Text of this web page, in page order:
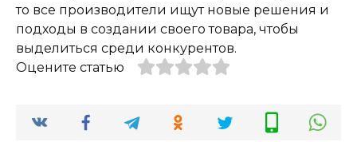
то все производители ищут новые решения и
подходы в создании своего товара, чтобы
выделиться среди конкурентов.
Оцените статью